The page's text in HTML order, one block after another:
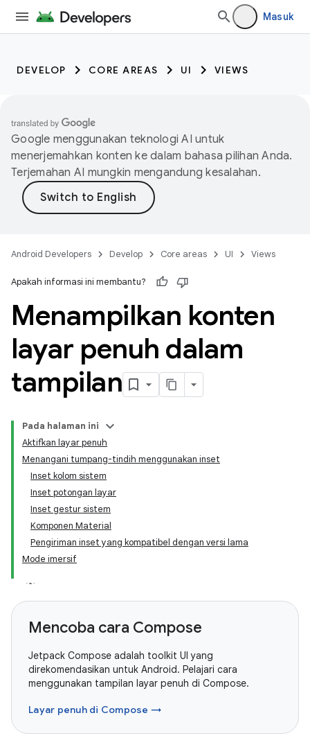
Masuk
DEVELOP CORE AREAS UI VIEWS
Google menggunakan teknologi AI untuk
menerjemahkan konten ke dalam bahasa pilihan Anda.
Terjemahan AI mungkin mengandung kesalahan.
Android Developers Develop Core areas UI Views
Apakah informasi ini membantu?
Menampilkan konten
layar penuh dalam
tampilan
Pada halaman ini
Aktifkan layar penuh
Menangani tumpang-tindih menggunakan inset
Inset kolom sistem
Inset potongan layar
Inset gestur sistem
Komponen Material
Pengiriman inset yang kompatibel dengan versi lama
Mode imersif
Mencoba cara Compose
Jetpack Compose adalah toolkit UI yang
direkomendasikan untuk Android. Pelajari cara
menggunakan tampilan layar penuh di Compose.
Layar penuh di Compose →